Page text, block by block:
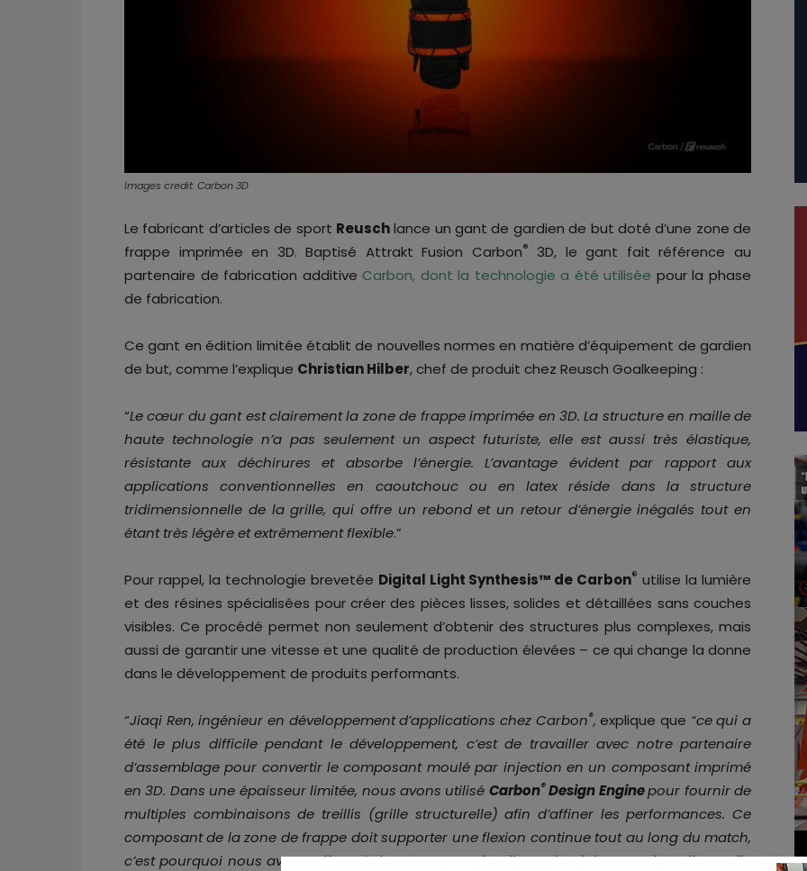
Images credit: Carbon 3D
Le fabricant d’articles de sport Reuschlance un gant de gardien de but doté d’une zone de
frappe imprimée en 3D. Baptisé Attrakt Fusion Carbon®
3D, le gant fait référence au
partenaire de fabrication additive Carbon, dont la technologie a été utilisée pour la phase
de fabrication.
Ce gant en édition limitée établit de nouvelles normes en matière d’équipement de gardien
de but, comme l’explique Christian Hilber, chef de produit chez Reusch Goalkeeping :
“Le cœur du gant est clairement la zone de frappe imprimée en 3D. La structure en maille de
haute technologie n’a pas seulement un aspect futuriste, elle est aussi très élastique,
résistante aux déchirures et absorbe l’énergie. L’avantage évident par rapport aux
applications conventionnelles en caoutchouc ou en latex réside dans la structure
tridimensionnelle de la grille, qui offre un rebond et un retour d’énergie inégalés tout en
étant très légère et extrêmement flexible.”
Pour rappel, la technologie brevetée Digital Light Synthesis™ de Carbon® utilise la lumière
et des résines spécialisées pour créer des pièces lisses, solides et détaillées sans couches
visibles. Ce procédé permet non seulement d’obtenir des structures plus complexes, mais
aussi de garantir une vitesse et une qualité de production élevées – ce qui change la donne
dans le développement de produits performants.
“Jiaqi Ren, ingénieur en développement d’applications chez Carbon®,explique que “ce qui a
été le plus difficile pendant le développement, c’est de travailler avec notre partenaire
d’assemblage pour convertir le composant moulé par injection en un composant imprimé
en 3D. Dans une épaisseur limitée, nous avons utilisé Carbon®Design Enginepour fournir de
multiples combinaisons de treillis (grille structurelle) afin d’affiner les performances. Ce
composant de la zone de frappe doit supporter une flexion continue tout au long du match,
c’est pourquoi nous avons effectué des tests approfondis sur la résistance du collage afin